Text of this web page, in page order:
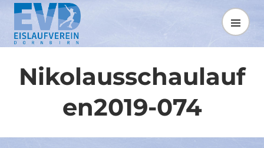
Springe
zum
Inhalt
MENÜ
Nikolausschaulauf
en2019-074